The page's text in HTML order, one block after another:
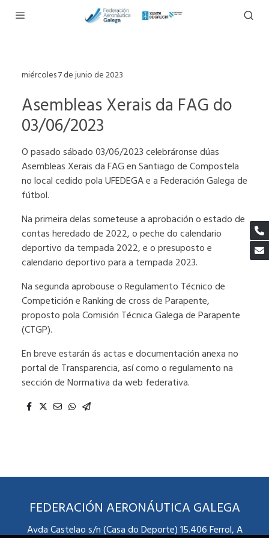
miércoles 7 de junio de 2023
Asembleas Xerais da FAG do
03/06/2023
O pasado sábado 03/06/2023 celebráronse dúas
Asembleas Xerais da FAG en Santiago de Compostela
no local cedido pola UFEDEGA e a Federación Galega de
fútbol.
Na primeira delas someteuse a aprobación o estado de
contas heredado de 2022, o peche do calendario
deportivo da tempada 2022, e o presuposto e
calendario deportivo para a tempada 2023.
Na segunda aprobouse o Regulamento Técnico de
Competición e Ranking de cross de Parapente,
proposto pola Comisión Técnica Galega de Parapente
(CTGP).
En breve estarán ás actas e documentación anexa no
portal de Transparencia, así como o regulamento na
sección de Normativa da web federativa.
FEDERACIÓN AERONÁUTICA GALEGA
Avda Castelao s/n (Casa do Deporte) 15.406 Ferrol, A